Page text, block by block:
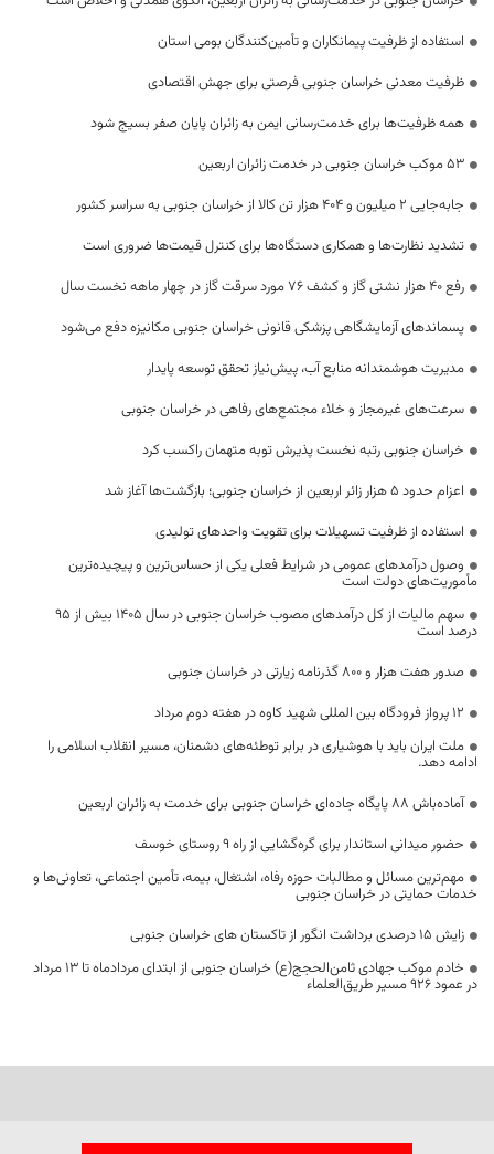
استفاده از ظرفیت پیمانکاران و تأمین‌کنندگان بومی استان
ظرفیت معدنی خراسان جنوبی فرصتی برای جهش اقتصادی
همه ظرفیت‌ها برای خدمت‌رسانی ایمن به زائران پایان صفر بسیج شود
53 موکب خراسان جنوبی در خدمت زائران اربعین
جابه‌جایی 2 میلیون و 404 هزار تن کالا از خراسان جنوبی به سراسر کشور
تشدید نظارت‌ها و همکاری دستگاه‌ها برای کنترل قیمت‌ها ضروری است
رفع 40 هزار نشتی گاز و کشف 76 مورد سرقت گاز در چهار ماهه نخست سال
پسماندهای آزمایشگاهی پزشکی قانونی خراسان جنوبی مکانیزه دفع می‌شود
مدیریت هوشمندانه منابع آب، پیش‌نیاز تحقق توسعه پایدار
سرعت‌های غیرمجاز و خلاء مجتمع‌های رفاهی در خراسان جنوبی
خراسان جنوبی رتبه نخست پذیرش توبه متهمان راکسب کرد
اعزام حدود 5 هزار زائر اربعین از خراسان جنوبی؛ بازگشت‌ها آغاز شد
استفاده از ظرفیت تسهیلات برای تقویت واحدهای تولیدی
وصول درآمدهای عمومی در شرایط فعلی یکی از حساس‌ترین و پیچیده‌ترین
مأموریت‌های دولت است
سهم مالیات از کل درآمدهای مصوب خراسان جنوبی در سال ۱۴۰۵ بیش از ۹۵
درصد است
صدور هفت هزار و ۸۰۰ گذرنامه زیارتی در خراسان جنوبی
۱۲ پرواز فرودگاه بین المللی شهید کاوه در هفته دوم مرداد
ملت ایران باید با هوشیاری در برابر توطئه‌های دشمنان، مسیر انقلاب اسلامی را
ادامه دهد.
آماده‌باش ۸۸ پایگاه جاده‌ای خراسان جنوبی برای خدمت به زائران اربعین
حضور میدانی استاندار برای گره‌گشایی از راه ۹ روستای خوسف
مهم‌ترین مسائل و مطالبات حوزه رفاه، اشتغال، بیمه، تأمین اجتماعی، تعاونی‌ها و
خدمات حمایتی در خراسان جنوبی
زایش ۱۵ درصدی برداشت انگور از تاکستان های خراسان جنوبی
خادم موکب جهادی ثامن‌الحجج(ع) خراسان جنوبی از ابتدای مردادماه تا ۱۳ مرداد
در عمود ۹۲۶ مسیر طریق‌العلماء